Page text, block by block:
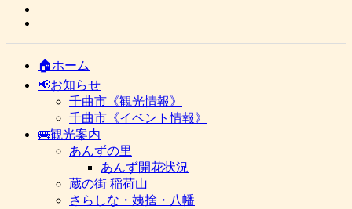
🏠ホーム
📢お知らせ
千曲市《観光情報》
千曲市《イベント情報》
🚌観光案内
あんずの里
あんず開花状況
蔵の街 稲荷山
さらしな・姨捨・八幡